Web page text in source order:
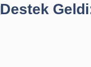
Destek